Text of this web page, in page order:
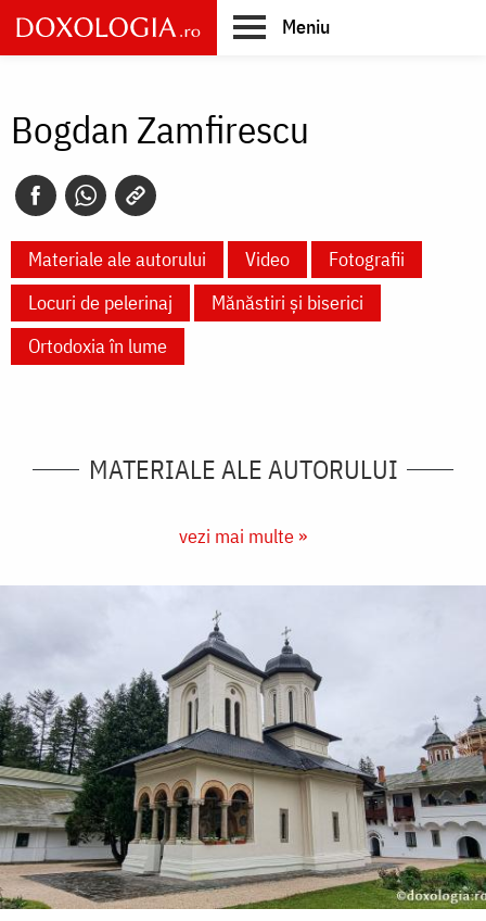
Skip
to
main
Meniu
Bogdan Zamfirescu
Materiale ale autorului Video
Fotografii
Locuri de pelerinaj
Mănăstiri și biserici
Ortodoxia în lume
MATERIALE ALE AUTORULUI
vezi mai multe »